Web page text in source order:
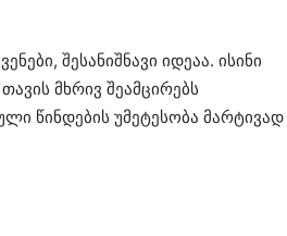
შესანიშნავი იდეაა. ისინი
მხრივ შეამცირებს
წინდების უმეტესობა მარტივად